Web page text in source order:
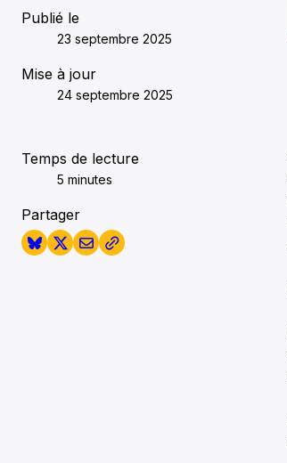
Publié le
23 septembre 2025
Mise à jour
24 septembre 2025
Temps de lecture
5 minutes
Partager